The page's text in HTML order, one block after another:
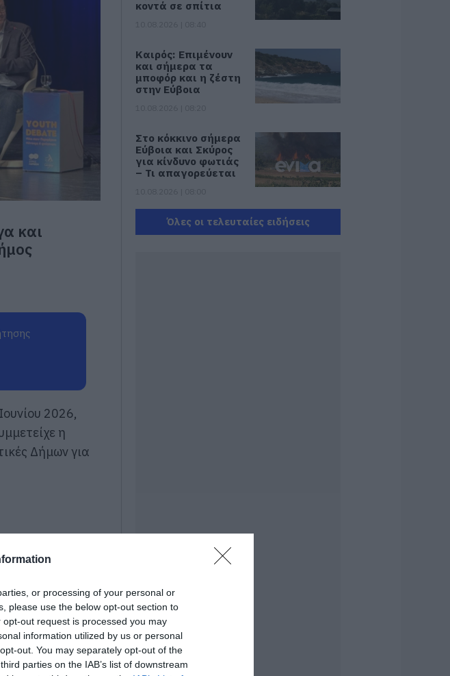
or processing of your personal or
please use the below opt-out section to
out request is processed you may
information utilized by us or personal
out. You may separately opt-out of the
parties on the IAB’s list of downstream
και
2026,
η
Δήμων για
κοντά σε σπίτια
Καιρός: Επιμένουν
και σήμερα τα
μποφόρ και η ζέστη
στην Εύβοια
Στο κόκκινο σήμερα
Εύβοια και Σκύρος
για κίνδυνο φωτιάς
– Τι απαγορεύεται
Αναστάτωση σε
παραλία της
ανασύρθηκε χωρίς
τις αισθήσεις του
09.08.2026 | 20:40
Κινητές μονάδες της
αστυνομίας στην
Εύβοια: Που θα
βρίσκονται αυτή
την εβδομάδα
Όλες οι τελευταίες ειδήσεις